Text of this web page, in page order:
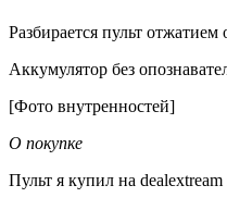
Разбирается пульт
Аккумулятор без
[Фото внутренностей]
О покупке
Пульт я купил на